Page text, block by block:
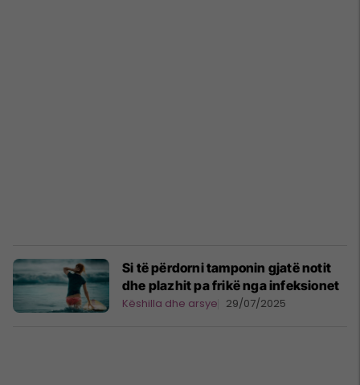
Si të përdorni tamponin gjatë notit
dhe plazhit pa frikë nga infeksionet
Këshilla dhe arsye 29/07/2025